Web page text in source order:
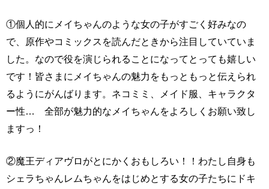
①個人的にメイちゃんのような女の子がすごく好みなの
で、原作やコミックスを読んだときから注目していていま
した。なので役を演じられることになってとっても嬉しい
です！皆さまにメイちゃんの魅力をもっともっと伝えられ
るようにがんばります。ネコミミ、メイド服、キャラクタ
ー性… 全部が魅力的なメイちゃんをよろしくお願い致し
ますっ！
②魔王ディアヴロがとにかくおもしろい！！わたし自身も
シェラちゃんレムちゃんをはじめとする女の子たちにドキ